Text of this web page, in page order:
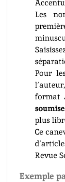
Les
Pour
format
plus
Ce
Revue
Exemple